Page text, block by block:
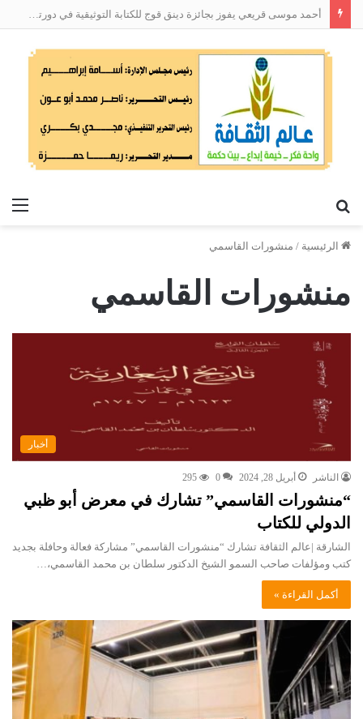
أحمد موسى قريعي يفوز بجائزة دينق قوج للكتابة التوثيقية في دورتها الأولى
الرئيسية / منشورات القاسمي
منشورات القاسمي
أخبار
الناشر أبريل 28, 2024 0
295
“منشورات القاسمي” تشارك في معرض أبو ظبي
الدولي للكتاب
الشارقة |عالم الثقافة تشارك “منشورات القاسمي” مشاركة فعالة وحافلة بجديد
كتب ومؤلفات صاحب السمو الشيخ الدكتور سلطان بن محمد القاسمي،…
أكمل القراءة »